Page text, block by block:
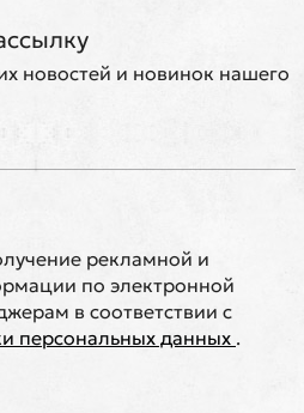
новостей и новинок нашего
рекламной и
по электронной
в соответствии с
персональных данных .